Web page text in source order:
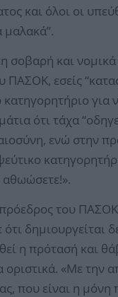
και όλοι οι
μαλακά”.
σοβαρή και νομικά
ΠΑΣΟΚ, εσείς
για
ότι τάχα
ενώ στην
αθωώσετε!».
του
ότι δημιουργείται
η πρότασή και
«Με την
που είναι η μόνη